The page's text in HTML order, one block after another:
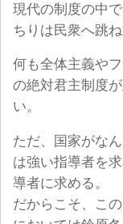
現代の制度の中
ちりは民衆へ跳ね
何も全体主義や
の絶対君主制度
い。
ただ、国家がな
は強い指導者を
導者に求める。
だからこそ、こ